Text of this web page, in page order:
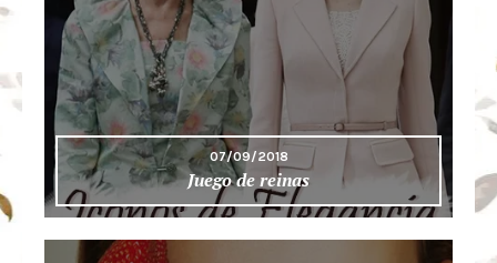
07/09/2018
Juego de reinas